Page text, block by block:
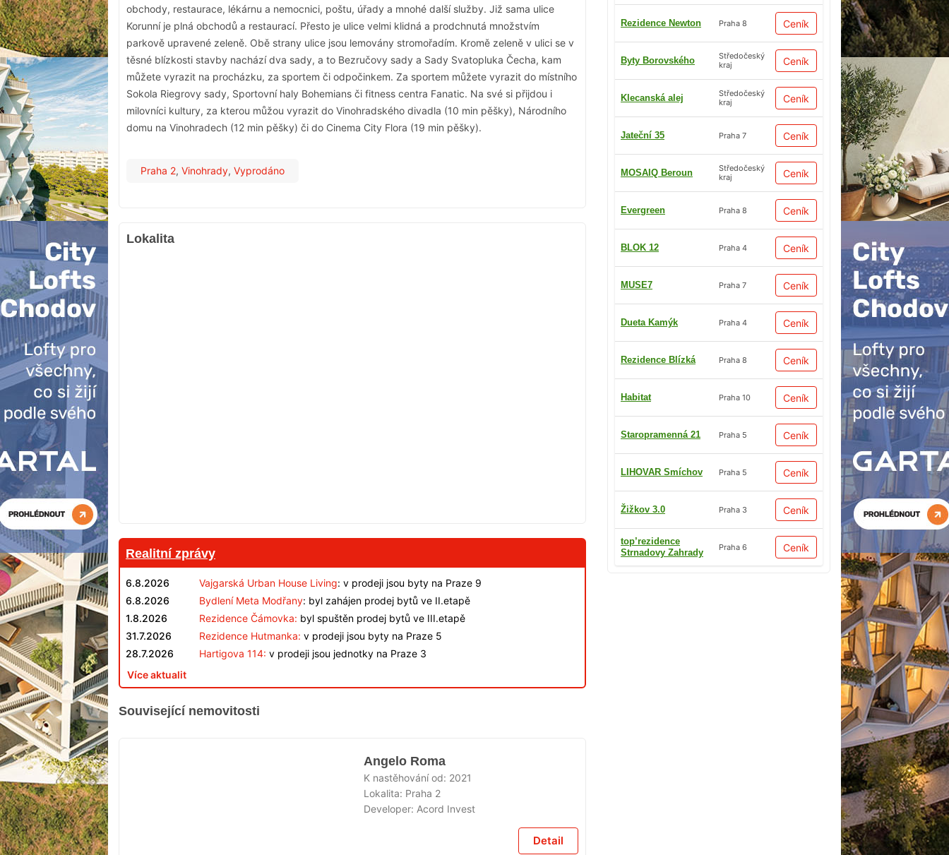
Rezidence Newton Praha 8 Ceník
Byty Borovského
Středočeský
kraj
Ceník
Klecanská alej
Středočeský
kraj
Ceník
Jateční 35 Praha 7 Ceník
MOSAIQ Beroun
Středočeský
kraj
Ceník
Evergreen Praha 8 Ceník
BLOK 12 Praha 4 Ceník
MUSE7 Praha 7 Ceník
Dueta Kamýk Praha 4 Ceník
Rezidence Blízká Praha 8 Ceník
Habitat Praha 10 Ceník
Staropramenná 21 Praha 5 Ceník
LIHOVAR Smíchov Praha 5 Ceník
Žižkov 3.0 Praha 3 Ceník
top’rezidence
Strnadovy Zahrady
Praha 6 Ceník
obchody, restaurace, lékárnu a nemocnici, poštu, úřady a mnohé další služby. Již sama ulice
Korunní je plná obchodů a restaurací. Přesto je ulice velmi klidná a prodchnutá množstvím
parkově upravené zeleně. Obě strany ulice jsou lemovány stromořadím. Kromě zeleně v ulici se v
těsné blízkosti stavby nachází dva sady, a to Bezručovy sady a Sady Svatopluka Čecha, kam
můžete vyrazit na procházku, za sportem či odpočinkem. Za sportem můžete vyrazit do místního
Sokola Riegrovy sady, Sportovní haly Bohemians či fitness centra Fanatic. Na své si přijdou i
milovníci kultury, za kterou můžou vyrazit do Vinohradského divadla (10 min pěšky), Národního
domu na Vinohradech (12 min pěšky) či do Cinema City Flora (19 min pěšky).
Praha 2, Vinohrady, Vyprodáno
Lokalita
Realitní zprávy
6.8.2026 Vajgarská Urban House Living: v prodeji jsou byty na Praze 9
6.8.2026
Bydlení Meta Modřany: byl zahájen prodej bytů ve II.etapě
1.8.2026
Rezidence Čámovka: byl spuštěn prodej bytů ve III.etapě
31.7.2026
Rezidence Hutmanka: v prodeji jsou byty na Praze 5
28.7.2026
Hartigova 114: v prodeji jsou jednotky na Praze 3
Více aktualit
Související nemovitosti
Angelo Roma
K nastěhování od: 2021
Lokalita: Praha 2
Developer: Acord Invest
Detail